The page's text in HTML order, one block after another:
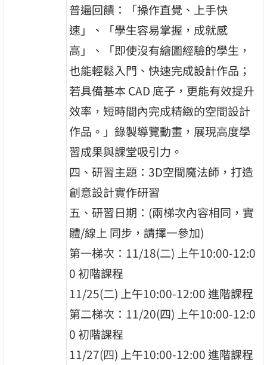
普遍回饋：「操作直覺、上手快
速」、「學生容易掌握，成就感
高」、「即使沒有繪圖經驗的學生，
也能輕鬆入門、快速完成設計作品；
若具備基本 CAD 底子，更能有效提升
效率，短時間內完成精緻的空間設計
作品。」錄製導覽動畫，展現高度學
習成果與課堂吸引力。
四、研習主題：3D空間魔法師，打造
創意設計實作研習
五、研習日期：(兩梯次內容相同，實
體/線上 同步，請擇一參加)
第一梯次：11/18(二) 上午10:00-12:0
0 初階課程
11/25(二) 上午10:00-12:00 進階課程
第二梯次：11/20(四) 上午10:00-12:0
0 初階課程
11/27(四) 上午10:00-12:00 進階課程